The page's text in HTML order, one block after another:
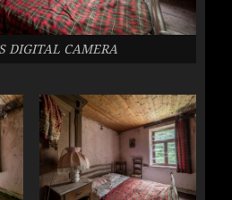
DIGITAL CAMERA